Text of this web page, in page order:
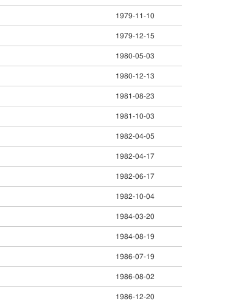
1979-11-10
1979-12-15
1980-05-03
1980-12-13
1981-08-23
1981-10-03
1982-04-05
1982-04-17
1982-06-17
1982-10-04
1984-03-20
1984-08-19
1986-07-19
1986-08-02
1986-12-20